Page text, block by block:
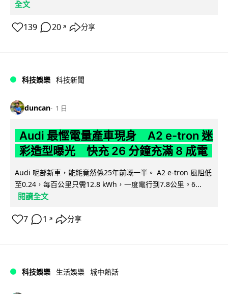
全文
139 20 ↗ 分享
科技娛樂 科技新聞
duncan 1 日
Audi 最慳電量產車現身 A2 e-tron 迷
彩造型曝光 快充 26 分鐘充滿 8 成電
Audi 呢部新車，能耗竟然係25年前嘅一半。 A2 e-tron 風阻低
至0.24，每百公里只需12.8 kWh，一度電行到7.8公里。6...
閱讀全文
7 1 ↗ 分享
科技娛樂 生活娛樂 城中熱話